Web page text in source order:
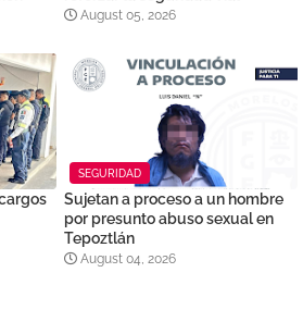
August 05, 2026
SEGURIDAD
Sujetan a proceso a un hombre
por presunto abuso sexual en
Tepoztlán
August 04, 2026